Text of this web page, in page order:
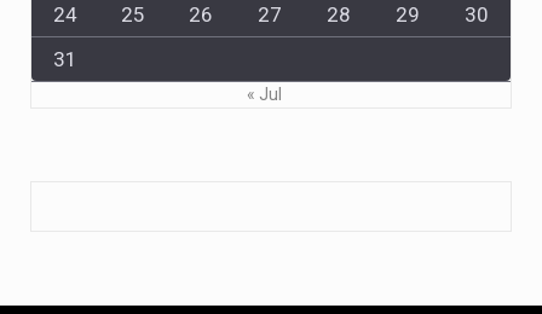
24
25 26 27 28 29
30
31
« Jul